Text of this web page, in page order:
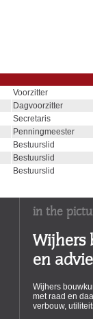
Voorzitter
Dagvoorzitter
Secretaris
Penningmeester
Bestuurslid
Bestuurslid
Bestuurslid
in the
Wijhers
en
Wijhers
met raad en
verbouw,